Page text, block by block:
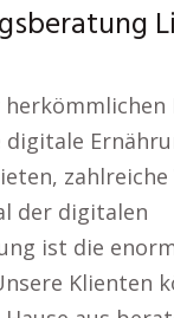
zahlreiche
der digitalen
ist die
Klienten